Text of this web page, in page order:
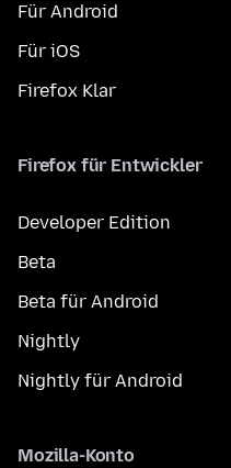
Für Android
Für iOS
Firefox Klar
Firefox für Entwickler
Developer Edition
Beta
Beta für Android
Nightly
Nightly für Android
Mozilla-Konto